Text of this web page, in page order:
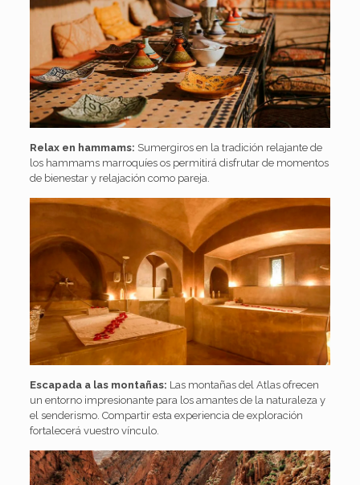
Relax en hammams: Sumergiros en la tradición relajante de
los hammams marroquíes os permitirá disfrutar de momentos
de bienestar y relajación como pareja.
Escapada a las montañas: Las montañas del Atlas ofrecen
un entorno impresionante para los amantes de la naturaleza y
el senderismo. Compartir esta experiencia de exploración
fortalecerá vuestro vínculo.